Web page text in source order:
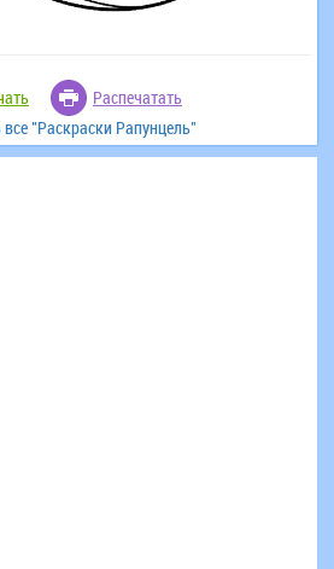
Распечатать
"Раскраски Рапунцель"